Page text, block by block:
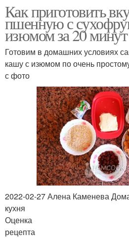
Как приготовить
пшенную с
изюмом за 20 минут
Готовим в домашних условиях
кашу с изюмом по очень
с фото
2022-02-27 Алена Каменева
кухня
Оценка
рецепта